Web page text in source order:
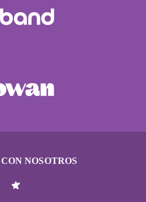
NOSOTROS